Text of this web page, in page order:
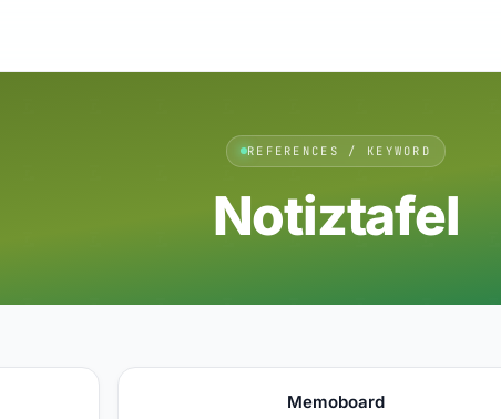
REFERENCES / KEYWORD
Notiztafel
Memoboard